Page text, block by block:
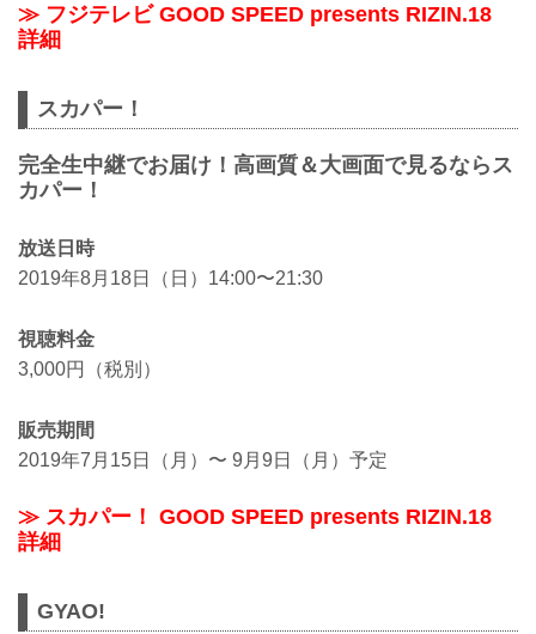
≫ フジテレビ GOOD SPEED presents RIZIN.18
詳細
スカパー！
完全生中継でお届け！高画質＆大画面で見るならス
カパー！
放送日時
2019年8月18日（日）14:00〜21:30
視聴料金
3,000円（税別）
販売期間
2019年7月15日（月）〜 9月9日（月）予定
≫ スカパー！ GOOD SPEED presents RIZIN.18
詳細
GYAO!